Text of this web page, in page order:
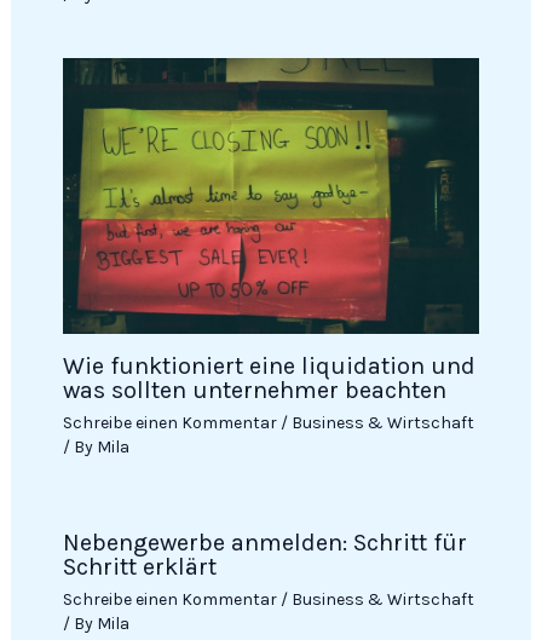
Wie funktioniert eine liquidation und
was sollten unternehmer beachten
Schreibe einen Kommentar / Business & Wirtschaft
/ By Mila
Neben­­gewerbe anmelden: Schritt für
Schritt erklärt
Schreibe einen Kommentar / Business & Wirtschaft
/ By Mila